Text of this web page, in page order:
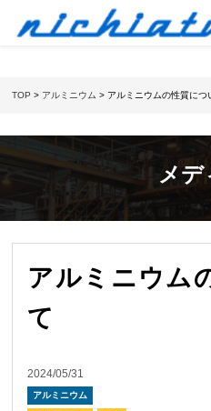
TOP > アルミニウム > アルミニウムの性質につ
メデ
アルミニウム
て
2024/05/31
アルミニウム